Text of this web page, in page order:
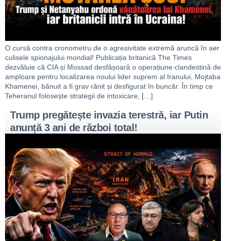
O cursă contra cronometru de o agresivitate extremă aruncă în aer
culisele spionajului mondial! Publicația britanică The Times
dezvăluie că CIA și Mossad desfășoară o operațiune clandestină de
amploare pentru localizarea noului lider suprem al Iranului, Mojtaba
Khamenei, bănuit a fi grav rănit și desfigurat în buncăr. În timp ce
Teheranul folosește strategii de intoxicare, […]
Trump pregătește invazia terestră, iar Putin
anunță 3 ani de război total!